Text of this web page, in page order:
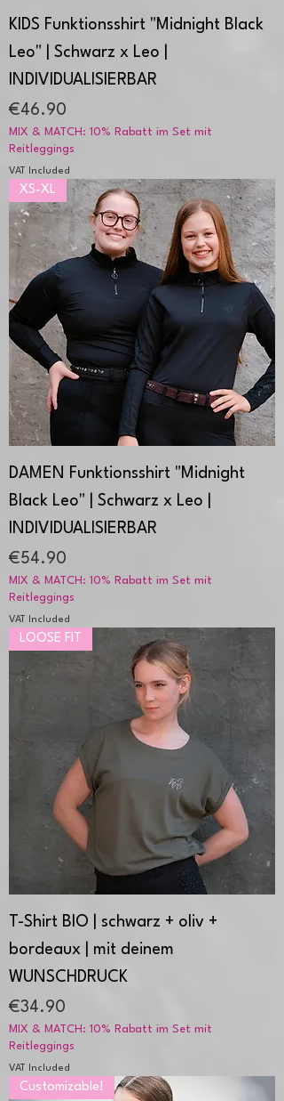
KIDS Funktionsshirt "Midnight Black
Leo" | Schwarz x Leo |
INDIVIDUALISIERBAR
Price
€46.90
MIX & MATCH: 10% Rabatt im Set mit
Reitleggings
VAT Included
XS-XL
DAMEN Funktionsshirt "Midnight
Black Leo" | Schwarz x Leo |
INDIVIDUALISIERBAR
Price
€54.90
MIX & MATCH: 10% Rabatt im Set mit
Reitleggings
VAT Included
LOOSE FIT
T-Shirt BIO | schwarz + oliv +
bordeaux | mit deinem
WUNSCHDRUCK
Price
€34.90
MIX & MATCH: 10% Rabatt im Set mit
Reitleggings
VAT Included
Customizable!